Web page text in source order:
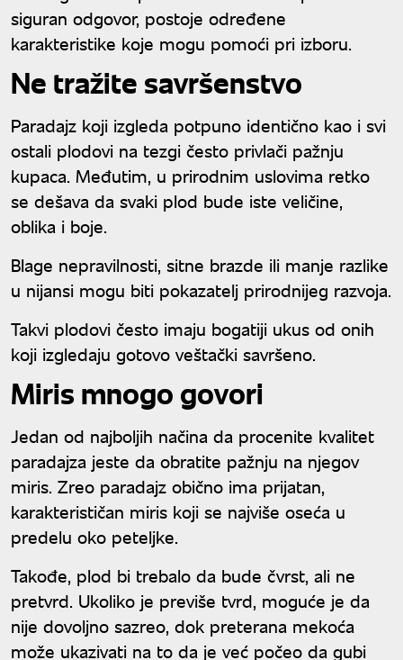
siguran odgovor, postoje određene
karakteristike koje mogu pomoći pri izboru.
Ne tražite savršenstvo
Paradajz koji izgleda potpuno identično kao i svi
ostali plodovi na tezgi često privlači pažnju
kupaca. Međutim, u prirodnim uslovima retko
se dešava da svaki plod bude iste veličine,
oblika i boje.
Blage nepravilnosti, sitne brazde ili manje razlike
u nijansi mogu biti pokazatelj prirodnijeg razvoja.
Takvi plodovi često imaju bogatiji ukus od onih
koji izgledaju gotovo veštački savršeno.
Miris mnogo govori
Jedan od najboljih načina da procenite kvalitet
paradajza jeste da obratite pažnju na njegov
miris. Zreo paradajz obično ima prijatan,
karakterističan miris koji se najviše oseća u
predelu oko peteljke.
Takođe, plod bi trebalo da bude čvrst, ali ne
pretvrd. Ukoliko je previše tvrd, moguće je da
nije dovoljno sazreo, dok preterana mekoća
može ukazivati na to da je već počeo da gubi